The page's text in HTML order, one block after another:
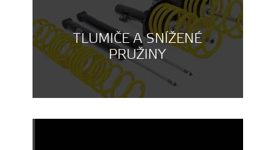
TLUMIČE A SNÍŽENÉ
PRUŽINY